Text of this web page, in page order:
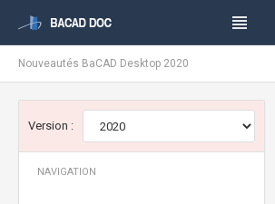
Nouveautés BaCAD Desktop 2020
Version :
NAVIGATION